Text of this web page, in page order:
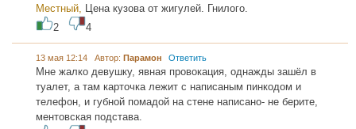
Местный, Цена кузова от жигулей. Гнилого.
2
4
13 мая 12:14 Автор: Парамон Ответить
Мне жалко девушку, явная провокация, однажды зашёл в
туалет, а там карточка лежит с написаным пинкодом и
телефон, и губной помадой на стене написано- не берите,
ментовская подстава.